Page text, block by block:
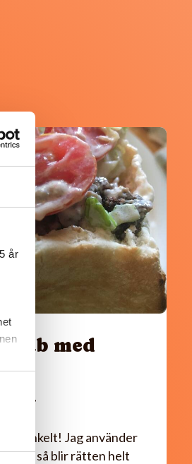
år
med
enkelt! Jag använder
så blir rätten helt